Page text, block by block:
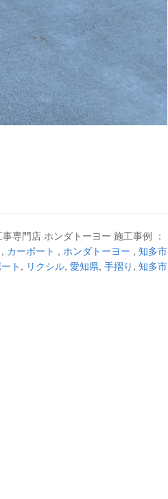
専門店 ホンダトーヨー 施工事例 ：
, カーポート , ホンダトーヨー , 知多市
ト , リクシル, 愛知県, 手摺り , 知多市